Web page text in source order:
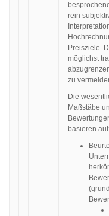
rein
Preisziele.
möglichst
zu
Die
Maßstäbe
basieren